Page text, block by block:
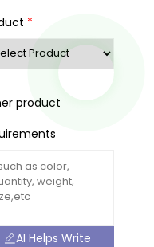
*
product
AI Helps Write